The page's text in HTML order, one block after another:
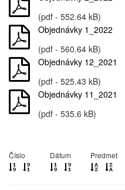
(pdf - 552.64 kB)
Objednávky 1_2022
(pdf - 560.64 kB)
Objednávky 12_2021
(pdf - 525.43 kB)
Objednávky 11_2021
(pdf - 535.6 kB)
Číslo Dátum Predmet